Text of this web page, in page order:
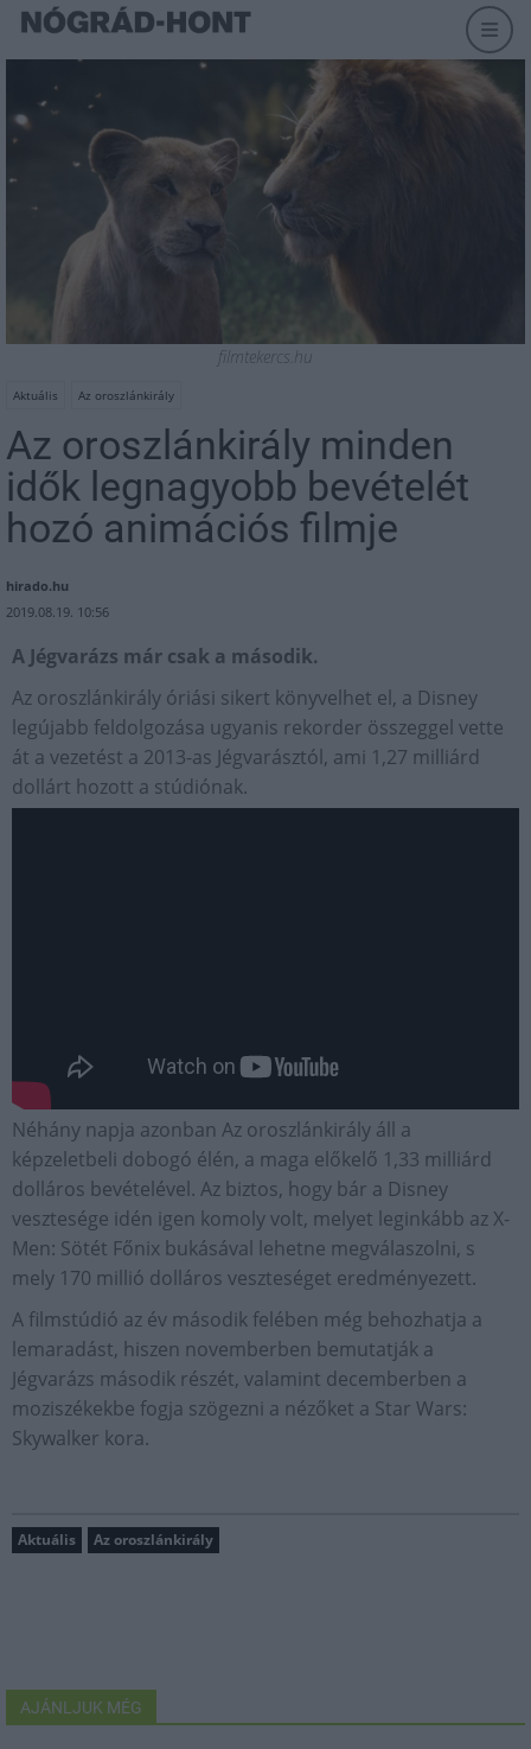
filmtekercs.hu
Aktuális Az oroszlánkirály
Az oroszlánkirály minden
idők legnagyobb bevételét
hozó animációs filmje
hirado.hu
2019.08.19. 10:56
A Jégvarázs már csak a második.
Az oroszlánkirály óriási sikert könyvelhet el, a Disney
legújabb feldolgozása ugyanis rekorder összeggel vette
át a vezetést a 2013-as Jégvarásztól, ami 1,27 milliárd
dollárt hozott a stúdiónak.
Néhány napja azonban Az oroszlánkirály áll a
képzeletbeli dobogó élén, a maga előkelő 1,33 milliárd
dolláros bevételével. Az biztos, hogy bár a Disney
vesztesége idén igen komoly volt, melyet leginkább az X-
Men: Sötét Főnix bukásával lehetne megválaszolni, s
mely 170 millió dolláros veszteséget eredményezett.
A filmstúdió az év második felében még behozhatja a
lemaradást, hiszen novemberben bemutatják a
Jégvarázs második részét, valamint decemberben a
moziszékekbe fogja szögezni a nézőket a Star Wars:
Skywalker kora.
Aktuális Az oroszlánkirály
AJÁNLJUK MÉG